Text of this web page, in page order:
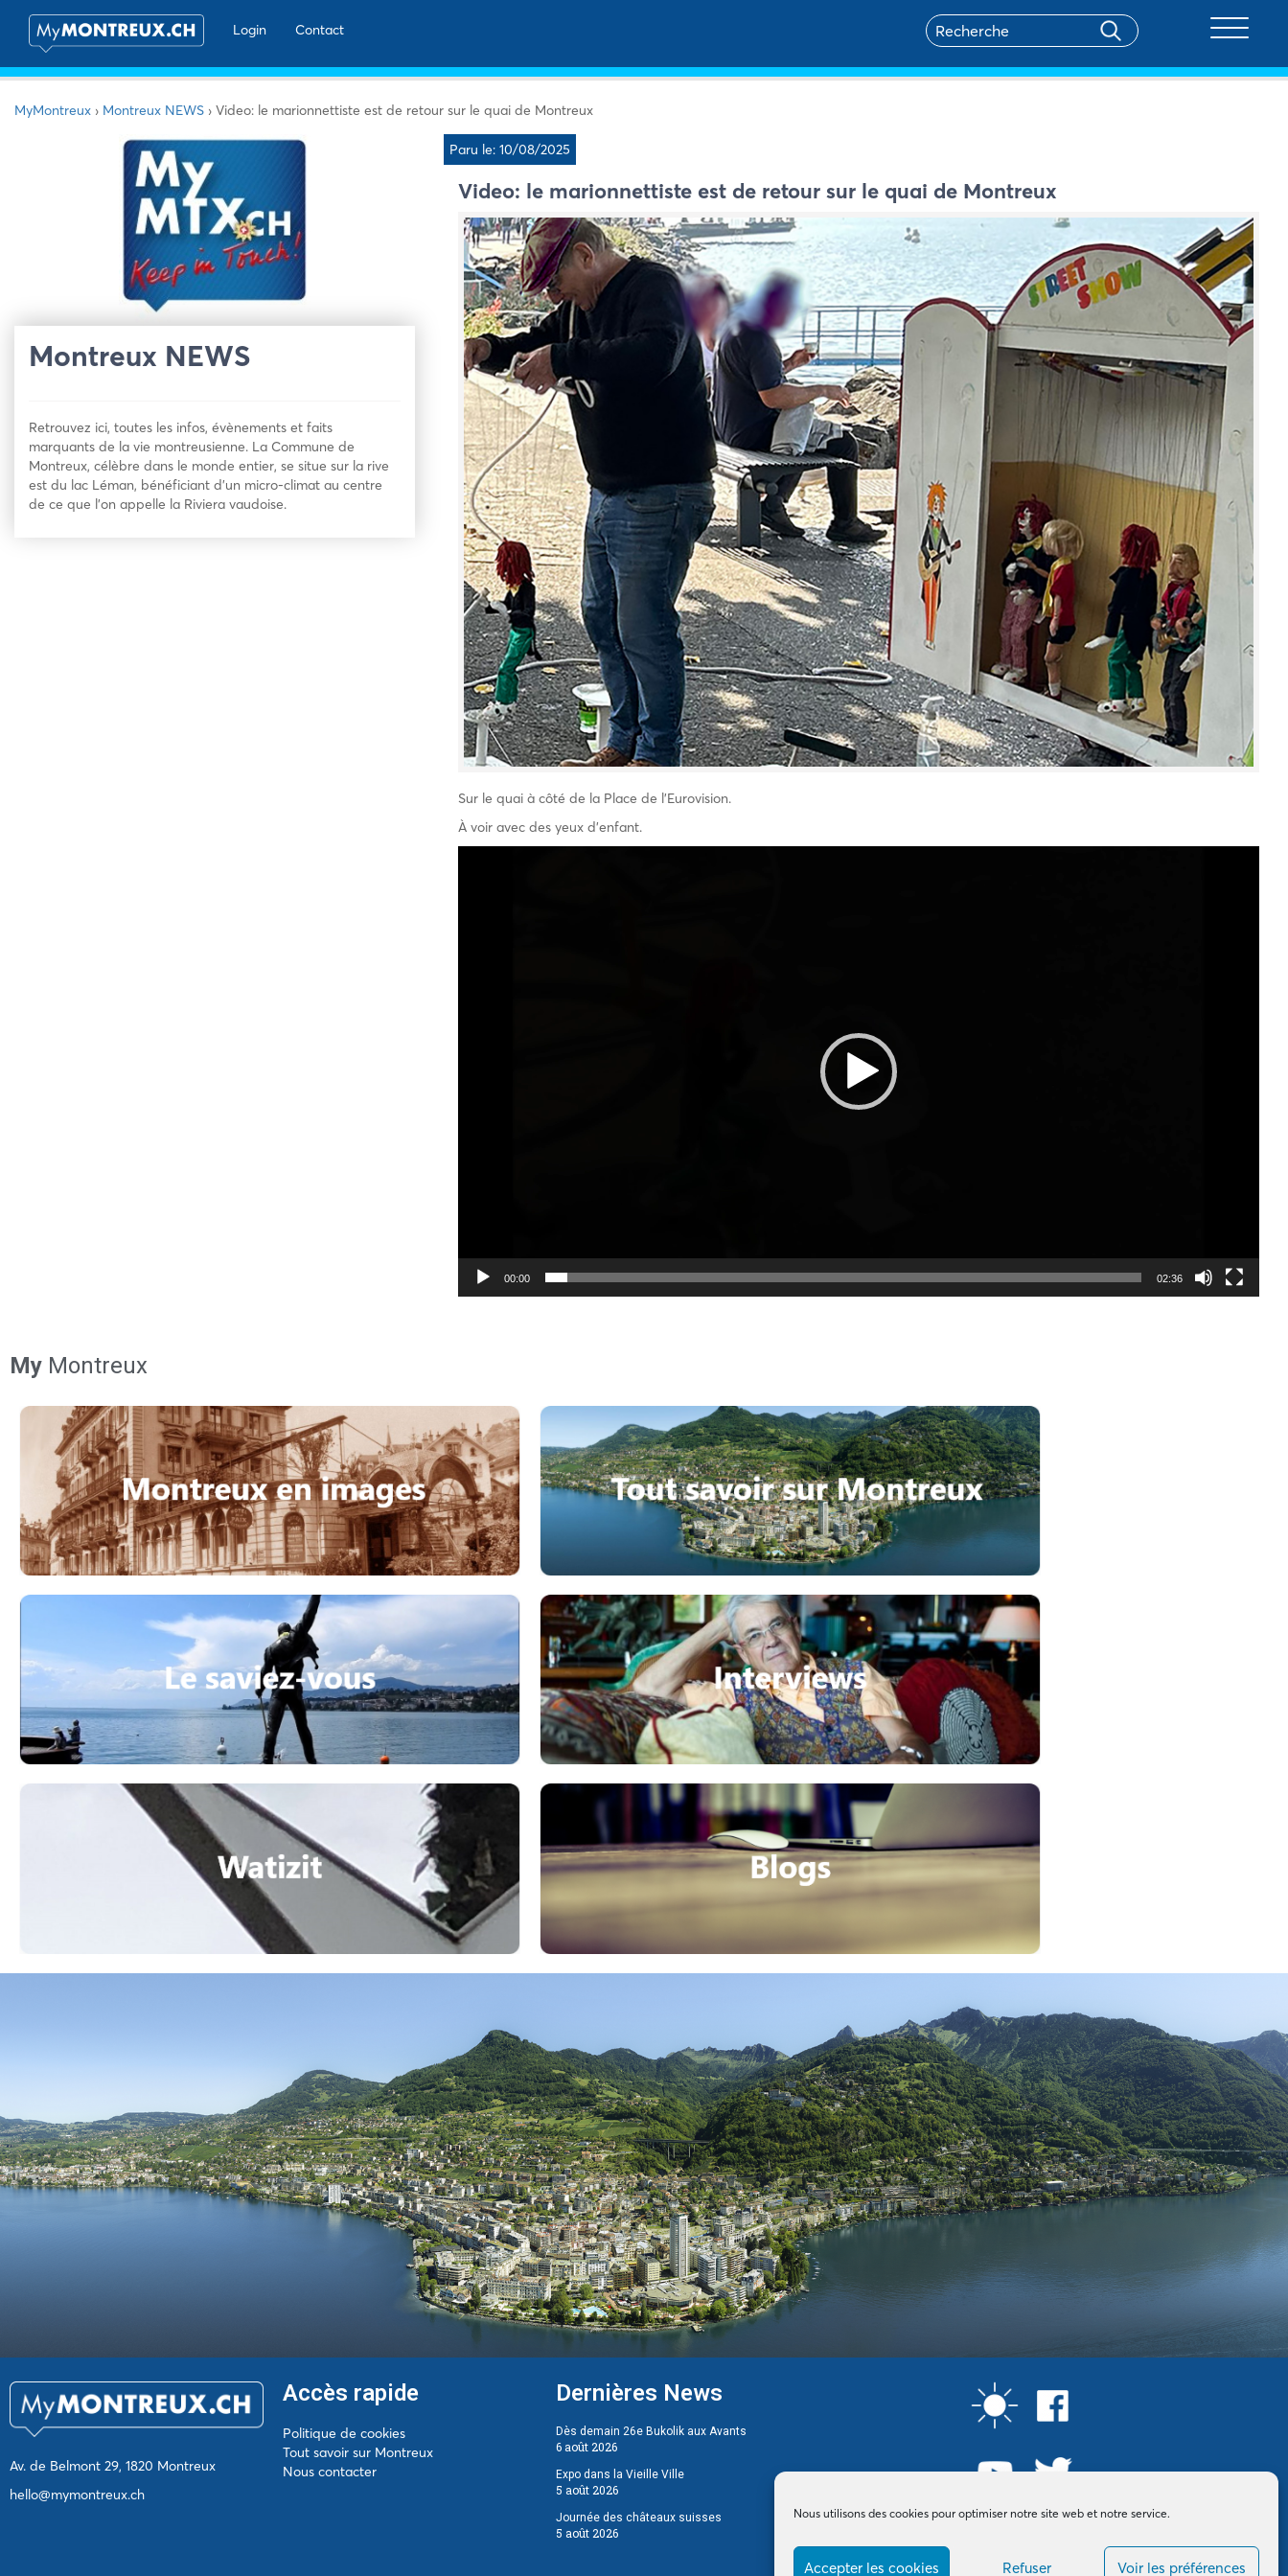
Nous utilisons des cookies pour optimiser notre site web et notre service.
Accepter les cookies Refuser Voir les préférences
Login
Contact
MyMontreux › Montreux NEWS › Video: le marionnettiste est de retour sur le quai de Montreux
Montreux NEWS
Retrouvez ici, toutes les infos, évènements et faits
marquants de la vie montreusienne. La Commune de
Montreux, célèbre dans le monde entier, se situe sur la rive
est du lac Léman, bénéficiant d’un micro-climat au centre
de ce que l’on appelle la Riviera vaudoise.
Paru le: 10/08/2025
Video: le marionnettiste est de retour sur le quai de Montreux
Sur le quai à côté de la Place de l’Eurovision.
À voir avec des yeux d’enfant.
00:00 02:36
My Montreux
Av. de Belmont 29, 1820 Montreux
hello@mymontreux.ch
Accès rapide
Politique de cookies
Tout savoir sur Montreux
Nous contacter
Dernières News
Dès demain 26e Bukolik aux Avants
6 août 2026
Expo dans la Vieille Ville
5 août 2026
Journée des châteaux suisses
5 août 2026